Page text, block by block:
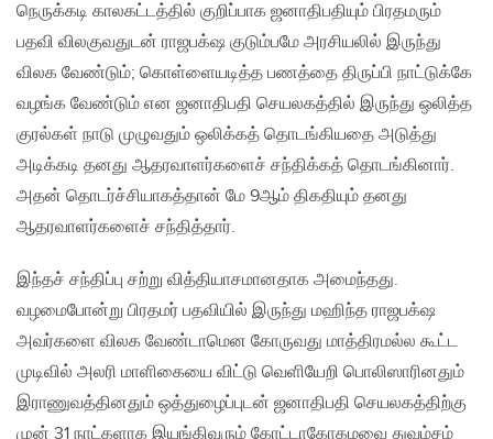
நெருக்கடி காலகட்டத்தில் குறிப்பாக ஜனாதிபதியும் பிரதமரும்
பதவி விலகுவதுடன் ராஜபக்‌ஷ குடும்பமே அரசியலில் இருந்து
விலக வேண்டும்; கொள்ளையடித்த பணத்தை திருப்பி நாட்டுக்கே
வழங்க வேண்டும் என ஜனாதிபதி செயலகத்தில் இருந்து ஒலித்த
குரல்கள் நாடு முழுவதும் ஒலிக்கத் தொடங்கியதை அடுத்து
அடிக்கடி தனது ஆதரவாளர்களைச் சந்திக்கத் தொடங்கினார்.
அதன் தொடர்ச்சியாகத்தான் மே 9ஆம் திகதியும் தனது
ஆதரவாளர்களைச் சந்தித்தார்.
இந்தச் சந்திப்பு சற்று வித்தியாசமானதாக அமைந்தது.
வழமைபோன்று பிரதமர் பதவியில் இருந்து மஹிந்த ராஜபக்‌ஷ
அவர்களை விலக வேண்டாமென கோருவது மாத்திரமல்ல கூட்ட
முடிவில் அலரி மாளிகையை விட்டு வெளியேறி பொலிஸாரினதும்
இராணுவத்தினதும் ஒத்துழைப்புடன் ஜனாதிபதி செயலகத்திற்கு
முன் 31 நாட்களாக இயங்கிவரும் கோட்டாகோகமவை துவம்சம்